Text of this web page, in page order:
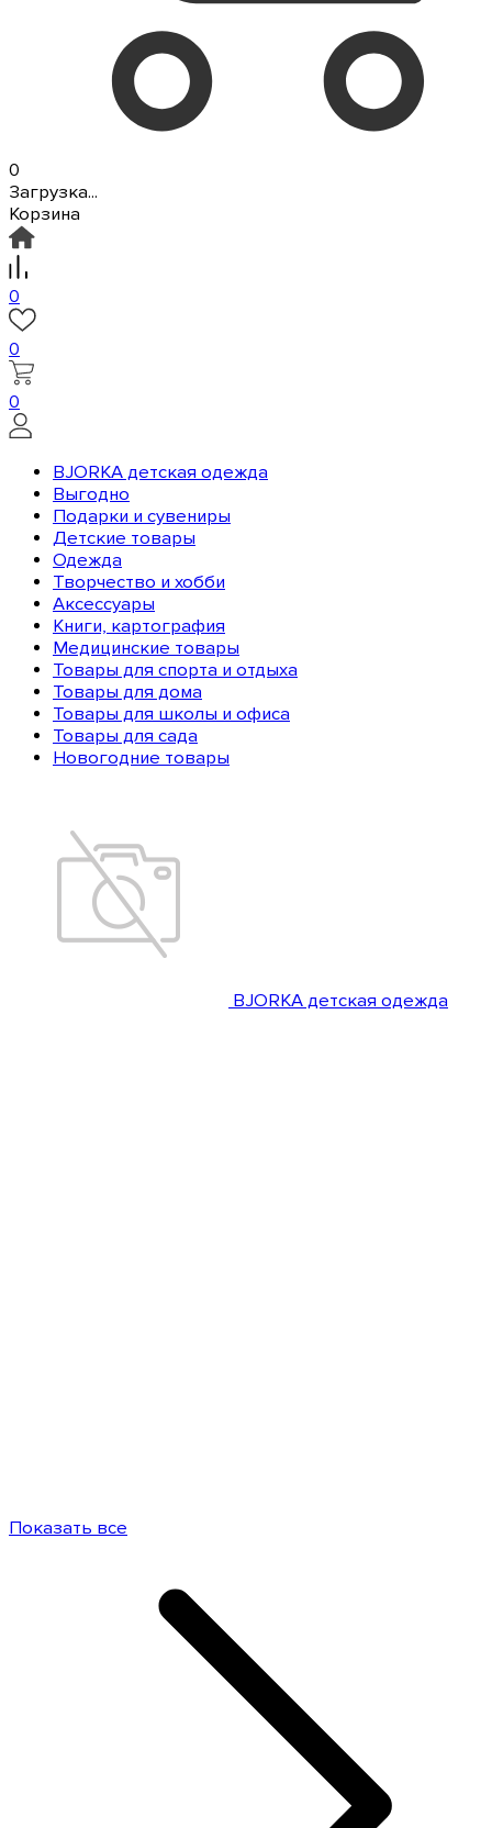
0
Загрузка...
Корзина
0
0
0
BJORKA детская одежда
Выгодно
Подарки и сувениры
Детские товары
Одежда
Творчество и хобби
Аксессуары
Книги, картография
Медицинские товары
Товары для спорта и отдыха
Товары для дома
Товары для школы и офиса
Товары для сада
Новогодние товары
BJORKA детская одежда
Показать все